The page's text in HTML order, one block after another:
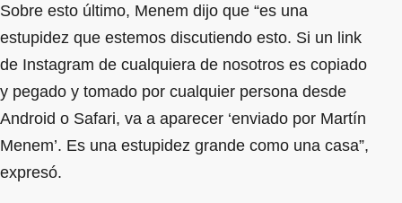
Sobre esto último, Menem dijo que “es una
estupidez que estemos discutiendo esto. Si un link
de Instagram de cualquiera de nosotros es copiado
y pegado y tomado por cualquier persona desde
Android o Safari, va a aparecer ‘enviado por Martín
Menem’. Es una estupidez grande como una casa”,
expresó.